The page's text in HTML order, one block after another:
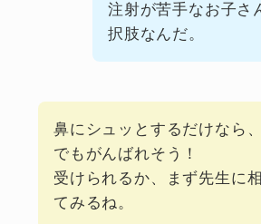
注射が苦手なお子さ
択肢なんだ。
鼻にシュッとするだけなら
でもがんばれそう！
受けられるか、まず先生に
てみるね。